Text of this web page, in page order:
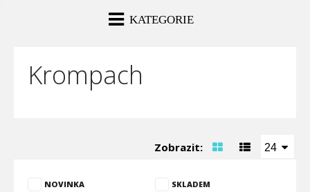
KATEGORIE
Krompach
Zobrazit: 24
NOVINKA SKLADEM